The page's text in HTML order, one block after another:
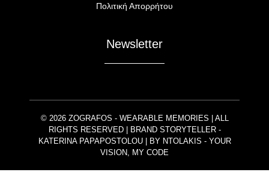
Πολιτική Απορρήτου
Newsletter
© 2026 ZOGRAFOS - WEARABLE MEMORIES | ALL
RIGHTS RESERVED | BRAND STORYTELLER -
KATERINA PAPAPOSTOLOU | BY NTOLAKIS - YOUR
VISION, MY CODE